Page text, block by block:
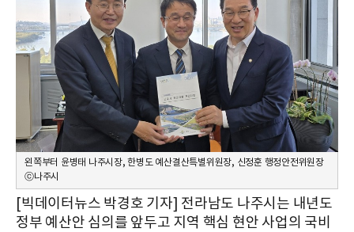
왼쪽부터 윤병태 나주시장, 한병도 예산결산특별위원장, 신정훈 행정안전위원장
ⓒ나주시
[빅데이터뉴스 박경호 기자] 전라남도 나주시는 내년도
정부 예산안 심의를 앞두고 지역 핵심 현안 사업의 국비